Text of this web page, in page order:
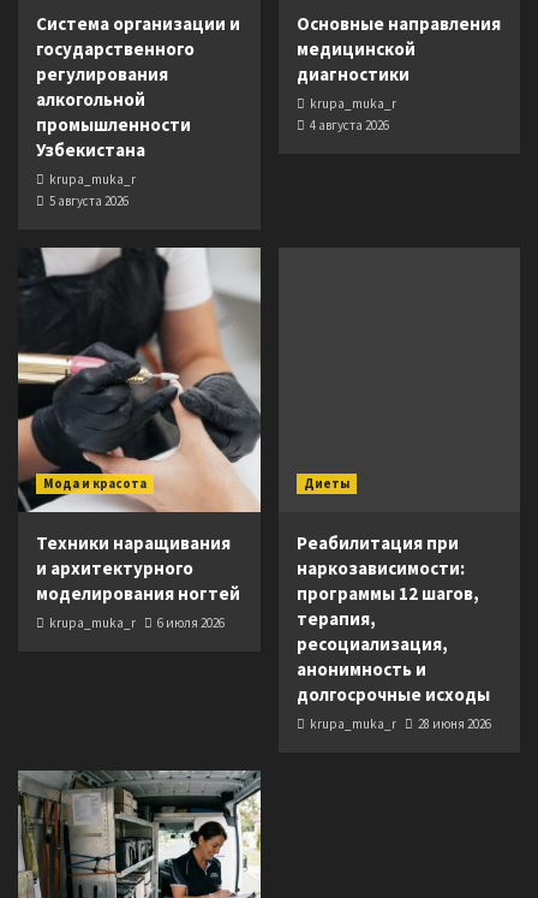
Система организации и
государственного
регулирования
алкогольной
промышленности
Узбекистана
krupa_muka_r
5 августа 2026
Основные направления
медицинской
диагностики
krupa_muka_r
4 августа 2026
Мода и красота
Техники наращивания
и архитектурного
моделирования ногтей
krupa_muka_r 6 июля 2026
Диеты
Реабилитация при
наркозависимости:
программы 12 шагов,
терапия,
ресоциализация,
анонимность и
долгосрочные исходы
krupa_muka_r 28 июня 2026